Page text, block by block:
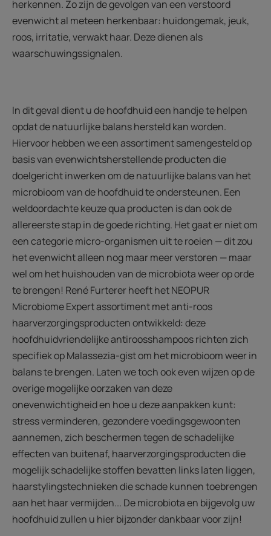
herkennen. Zo zijn de gevolgen van een verstoord
evenwicht al meteen herkenbaar: huidongemak, jeuk,
roos, irritatie, verwakt haar. Deze dienen als
waarschuwingssignalen.
In dit geval dient u de hoofdhuid een handje te helpen
opdat de natuurlijke balans hersteld kan worden.
Hiervoor hebben we een assortiment samengesteld op
basis van evenwichtsherstellende producten die
doelgericht inwerken om de natuurlijke balans van het
microbioom van de hoofdhuid te ondersteunen. Een
weldoordachte keuze qua producten is dan ook de
allereerste stap in de goede richting. Het gaat er niet om
een categorie micro-organismen uit te roeien — dit zou
het evenwicht alleen nog maar meer verstoren — maar
wel om het huishouden van de microbiota weer op orde
te brengen! René Furterer heeft het NEOPUR
Microbiome Expert assortiment met anti-roos
haarverzorgingsproducten ontwikkeld: deze
hoofdhuidvriendelijke antiroosshampoos richten zich
specifiek op Malassezia-gist om het microbioom weer in
balans te brengen. Laten we toch ook even wijzen op de
overige mogelijke oorzaken van deze
onevenwichtigheid en hoe u deze aanpakken kunt:
stress verminderen, gezondere voedingsgewoonten
aannemen, zich beschermen tegen de schadelijke
effecten van buitenaf, haarverzorgingsproducten die
mogelijk schadelijke stoffen bevatten links laten liggen,
haarstylingstechnieken die schade kunnen toebrengen
aan het haar vermijden... De microbiota en bijgevolg uw
hoofdhuid zullen u hier bijzonder dankbaar voor zijn!